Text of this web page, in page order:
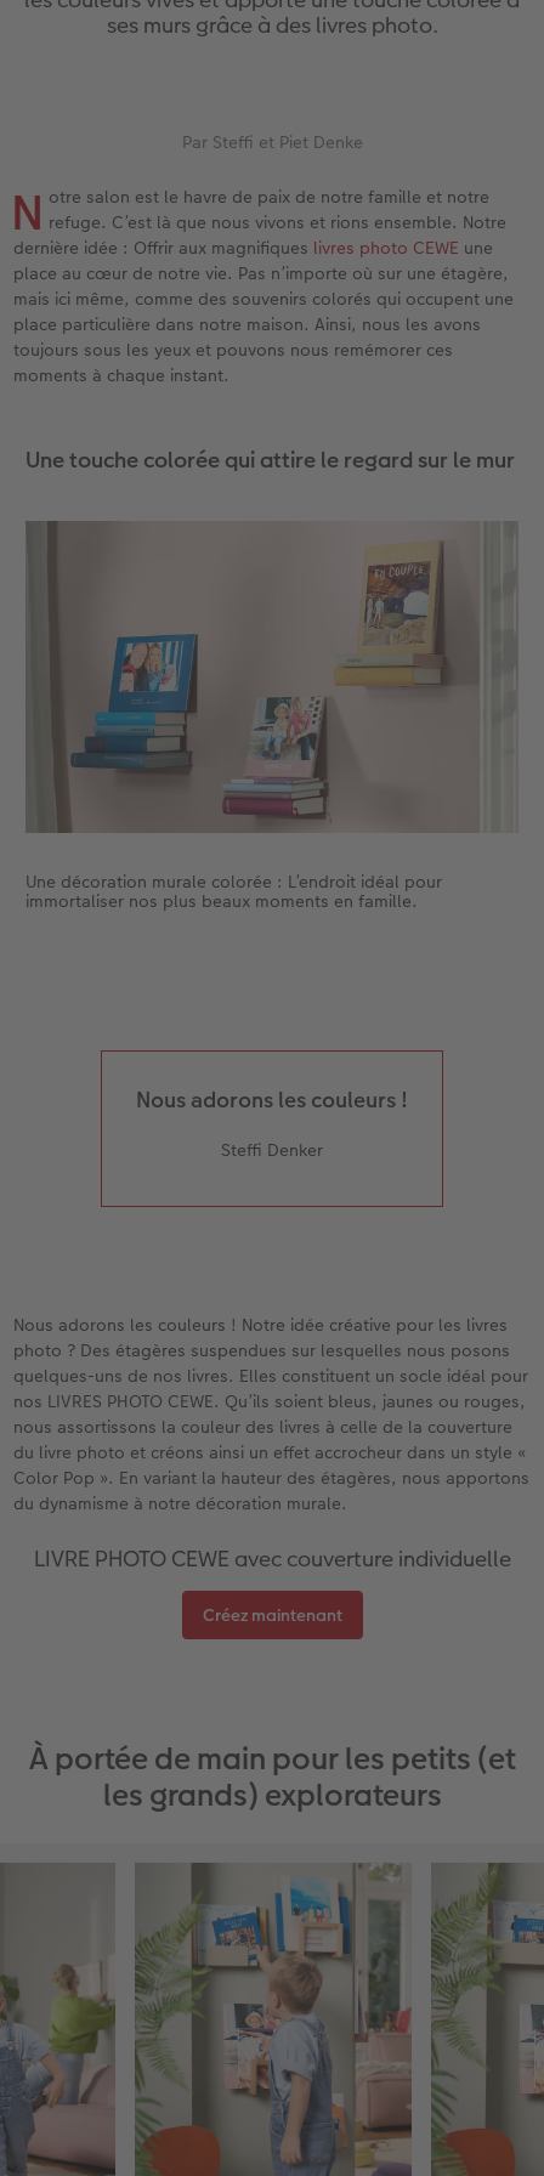
Étui personnalisé
Couverture en cuir et en lin
Premières étapes
Possibilités de commande
Exemples
Coffeetable Book «Art Collection»
Tirages photo sur papier recyclé
Autocollants photo
Tirages immédiats
Photo d’identité biométrique
Accessoires
Affiche carte personnalisée
Photo sous plexi
Photo sur alu-dibond
Photo sur bois
Tableau photo Prestige
Multi-déco
Accessoires
Autres occasions
Cartes postales
Carte à l’unité
CEWE myPhotos
Jeux
Faber-Castell
Tirages créatifs
Boîte cadeau photo
Idées de cadeaux
CEWE myPhotos
Boîte à friandises personnalisée
Coques en silicone
Coques en bois
Coques avec cordon
Avec design
CEWE myPhotos
Calendriers muraux avec design
Calendrier mural A3
Calendrier de bureau carré
CEWE myPhotos
Accessoires
pour l’anniversaire
Cadeaux photo pour Pâques
pour les jeunes mariés
pour l’EVJF
Mariage
Témoignages
Magazine CEWE
App
ses murs grâce à des livres photo.
Par Steffi et Piet Denke
N otre salon est le havre de paix de notre famille et notre
refuge. C’est là que nous vivons et rions ensemble. Notre
dernière idée : Offrir aux magnifiques livres photo CEWE une
place au cœur de notre vie. Pas n’importe où sur une étagère,
mais ici même, comme des souvenirs colorés qui occupent une
place particulière dans notre maison. Ainsi, nous les avons
toujours sous les yeux et pouvons nous remémorer ces
moments à chaque instant.
Une touche colorée qui attire le regard sur le mur
Une décoration murale colorée : L’endroit idéal pour
immortaliser nos plus beaux moments en famille.
Nous adorons les couleurs !
Steffi Denker
Nous adorons les couleurs ! Notre idée créative pour les livres
photo ? Des étagères suspendues sur lesquelles nous posons
quelques-uns de nos livres. Elles constituent un socle idéal pour
nos LIVRES PHOTO CEWE. Qu’ils soient bleus, jaunes ou rouges,
nous assortissons la couleur des livres à celle de la couverture
du livre photo et créons ainsi un effet accrocheur dans un style «
Color Pop ». En variant la hauteur des étagères, nous apportons
du dynamisme à notre décoration murale.
LIVRE PHOTO CEWE avec couverture individuelle
Créez maintenant
À portée de main pour les petits (et
les grands) explorateurs